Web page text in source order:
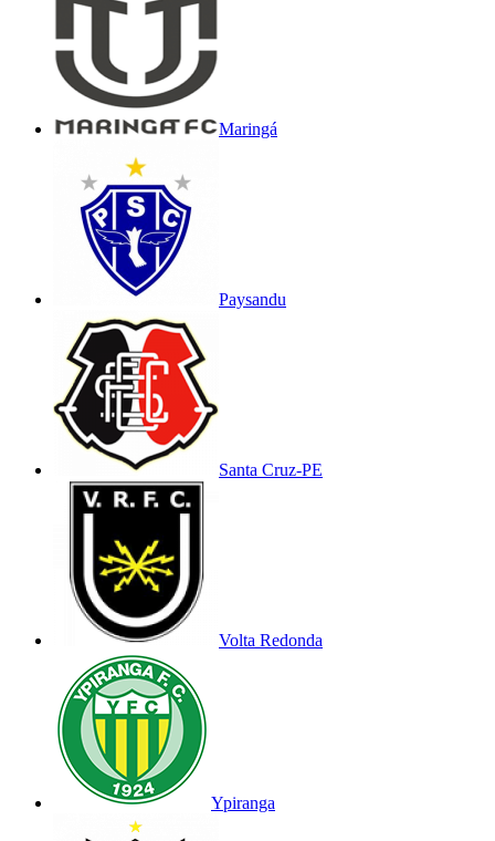
Maringá
Paysandu
Santa Cruz-PE
Volta Redonda
Ypiranga